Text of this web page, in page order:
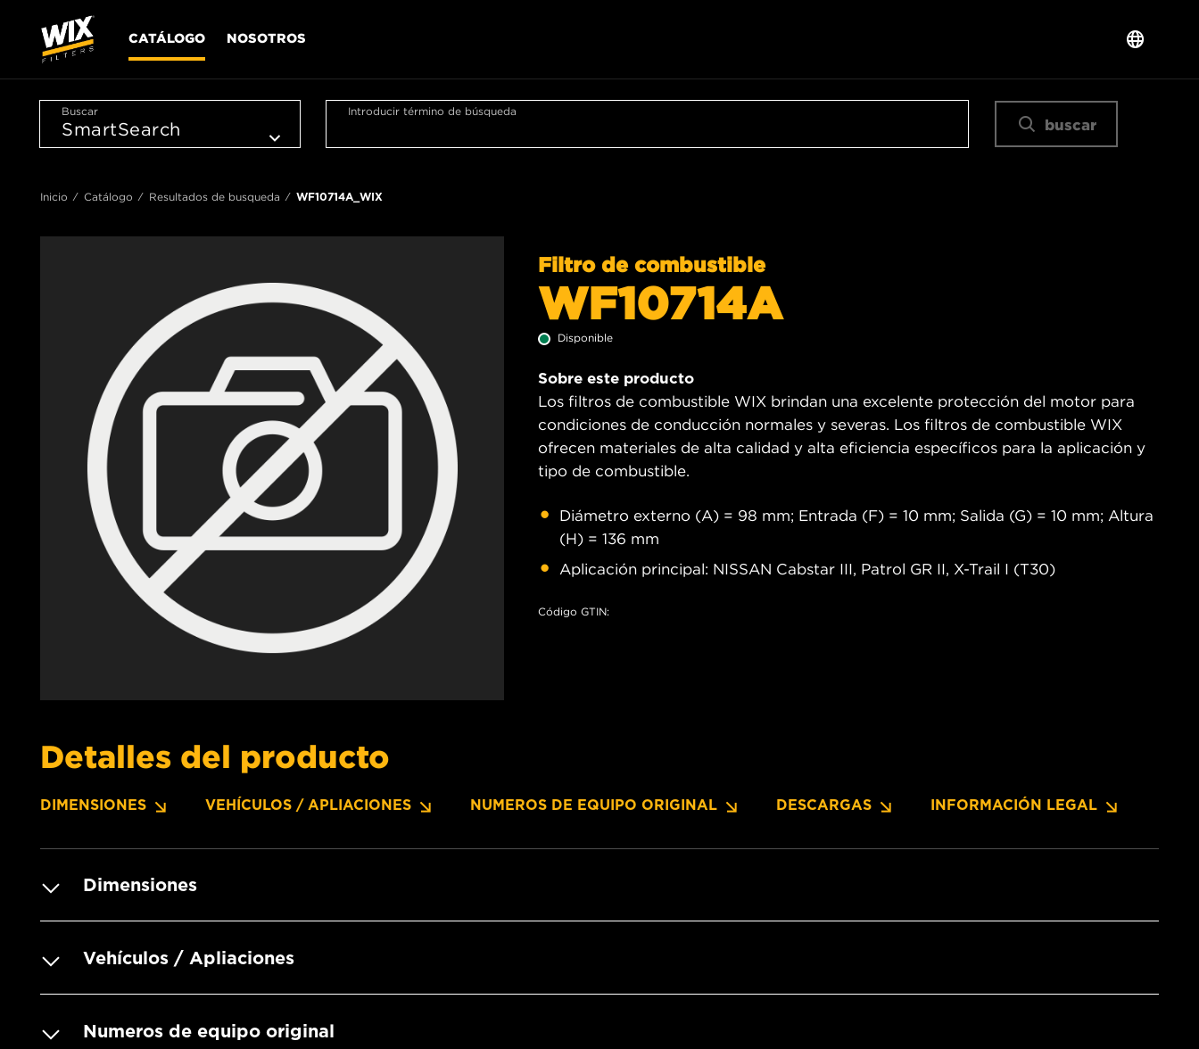
CATÁLOGO NOSOTROS
Buscar Introducir término de búsqueda
buscar
Inicio Catálogo Resultados de busqueda WF10714A_WIX
Filtro de combustible
WF10714A
Disponible
Sobre este producto
Los filtros de combustible WIX brindan una excelente protección del motor para
condiciones de conducción normales y severas. Los filtros de combustible WIX
ofrecen materiales de alta calidad y alta eficiencia específicos para la aplicación y
tipo de combustible.
Diámetro externo (A) = 98 mm; Entrada (F) = 10 mm; Salida (G) = 10 mm; Altura
(H) = 136 mm
Aplicación principal: NISSAN Cabstar III, Patrol GR II, X-Trail I (T30)
Código GTIN:
Detalles del producto
DIMENSIONES VEHÍCULOS / APLIACIONES NUMEROS DE EQUIPO ORIGINAL DESCARGAS INFORMACIÓN LEGAL
Dimensiones
Vehículos / Apliaciones
Numeros de equipo original